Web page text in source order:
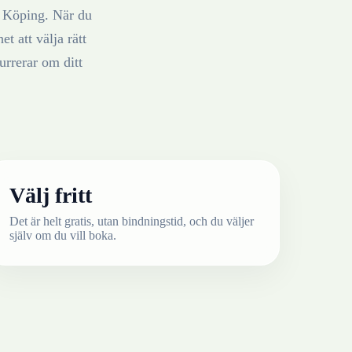
Köping. När du
att välja rätt
om ditt
Välj fritt
Det är helt gratis, utan bindningstid, och du väljer
själv om du vill boka.